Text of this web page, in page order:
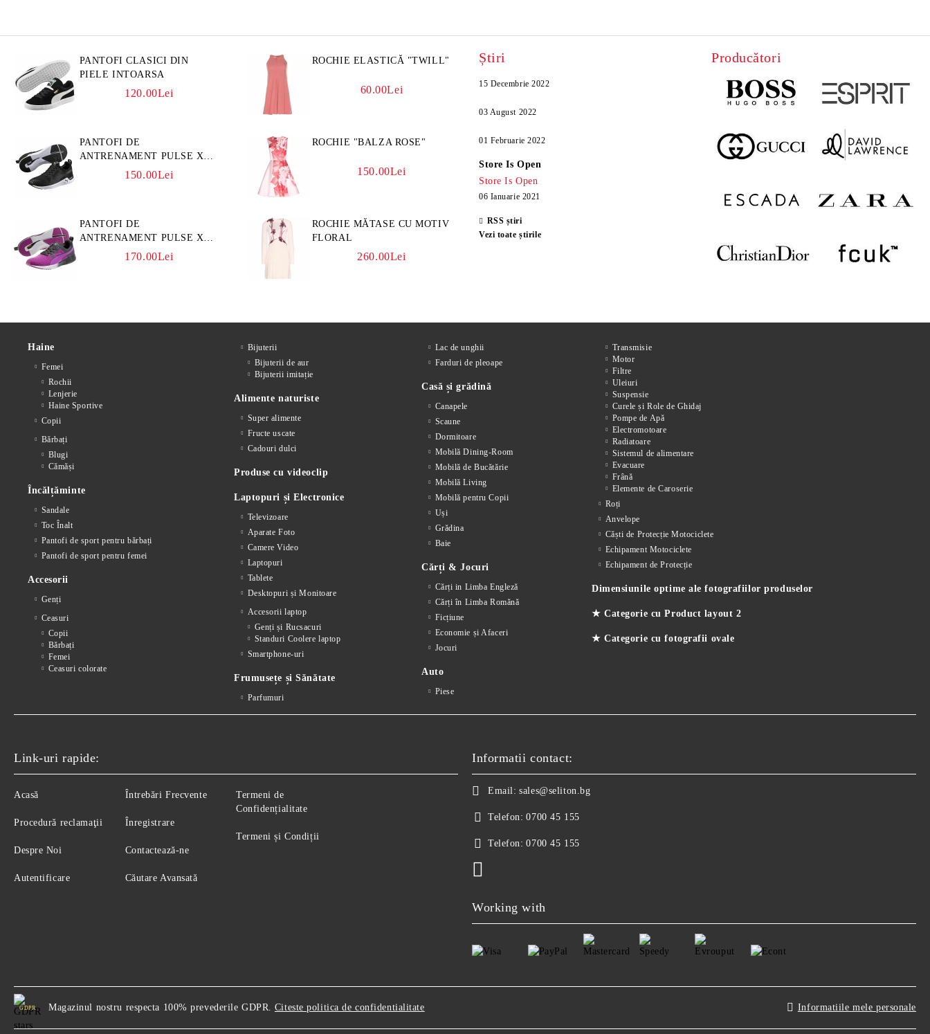
PANTOFI CLASICI DIN
PIELE INTOARSA
120.00Lei
PANTOFI DE
ANTRENAMENT PULSE XT
150.00Lei
PANTOFI DE
ANTRENAMENT PULSE XT
170.00Lei
ROCHIE ELASTICĂ "TWILL"
60.00Lei
ROCHIE "BALZA ROSE"
150.00Lei
ROCHIE MĂTASE CU MOTIV
FLORAL
260.00Lei
Știri
15 Decembrie 2022
03 August 2022
01 Februarie 2022
Store Is Open
Store Is Open
06 Ianuarie 2021
RSS știri
Vezi toate știrile
Producători
Haine
Femei
Rochii
Lenjerie
Haine Sportive
Copii
Bărbați
Blugi
Cămăși
Încălțăminte
Sandale
Toc Înalt
Pantofi de sport pentru bărbați
Pantofi de sport pentru femei
Accesorii
Genți
Ceasuri
Copii
Bărbați
Femei
Ceasuri colorate
Bijuterii
Bijuterii de aur
Bijuterii imitație
Alimente naturiste
Super alimente
Fructe uscate
Cadouri dulci
Produse cu videoclip
Laptopuri și Electronice
Televizoare
Aparate Foto
Camere Video
Laptopuri
Tablete
Desktopuri și Monitoare
Accesorii laptop
Genți și Rucsacuri
Standuri Coolere laptop
Smartphone-uri
Frumusețe și Sănătate
Parfumuri
Lac de unghii
Farduri de pleoape
Casă și grădină
Canapele
Scaune
Dormitoare
Mobilă Dining-Room
Mobilă de Bucătărie
Mobilă Living
Mobilă pentru Copii
Uși
Grădina
Baie
Cărți & Jocuri
Cărți in Limba Engleză
Cărți în Limba Romănă
Ficțiune
Economie și Afaceri
Jocuri
Auto
Piese
Transmisie
Motor
Filtre
Uleiuri
Suspensie
Curele și Role de Ghidaj
Pompe de Apă
Electromotoare
Radiatoare
Sistemul de alimentare
Evacuare
Frână
Elemente de Caroserie
Roți
Anvelope
Căști de Protecție Motociclete
Echipament Motociclete
Echipament de Protecție
Dimensiunile optime ale fotografiilor produselor
★ Categorie cu Product layout 2
★ Categorie cu fotografii ovale
Link-uri rapide:
Acasă
Procedură reclamaţii
Despre Noi
Autentificare
Întrebări Frecvente
Înregistrare
Contactează-ne
Căutare Avansată
Termeni de
Confidențialitate
Termeni și Condiții
Informatii contact:
Email: sales@seliton.bg
Telefon: 0700 45 155
Telefon: 0700 45 155
Working with
GDPR Magazinul nostru respecta 100% prevederile GDPR. Citeste politica de confidentialitate Informatiile mele personale